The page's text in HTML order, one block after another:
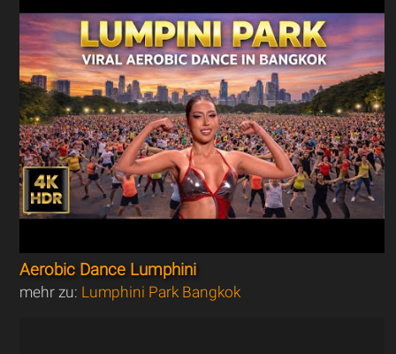
Aerobic Dance Lumphini
mehr zu: Lumphini Park Bangkok